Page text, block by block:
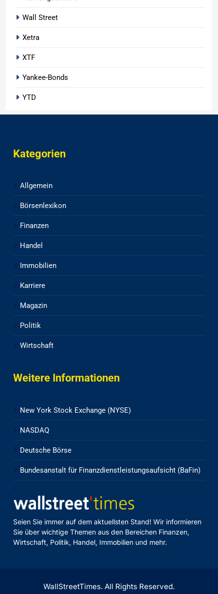
Wall Street
Xetra
XTF
Yankee-Bonds
YTD
Kategorien
Allgemein
Börsenlexikon
Finanzen
Handel
Immobilien
Karriere
Magazin
Politik
Wirtschaft
Weitere Informationen
New York Stock Exchange (NYSE)
NASDAQ
Deutsche Börse
Bundesanstalt für Finanzdienstleistungsaufsicht (BaFin)
Seien Sie immer auf dem aktuellsten Stand! Wir informieren
Sie über wichtige Themen aus den Bereichen Finanzen,
Wirtschaft, Politik, Handel, Immobilien und mehr.
WallStreetTimes. All Rights Reserved.